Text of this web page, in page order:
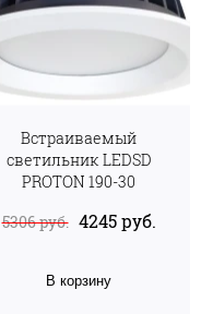
Встраиваемый
светильник LEDSD
PROTON 190-30
5306 руб. 4245 руб.
В корзину